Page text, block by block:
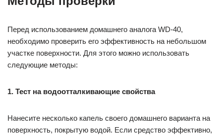
Перед использованием домашнего аналога WD-40,
необходимо проверить его эффективность на небольшом
участке поверхности. Для этого можно использовать
следующие методы:
1. Тест на водоотталкивающие свойства
Нанесите несколько капель своего домашнего варианта на
поверхность, покрытую водой. Если средство эффективно,